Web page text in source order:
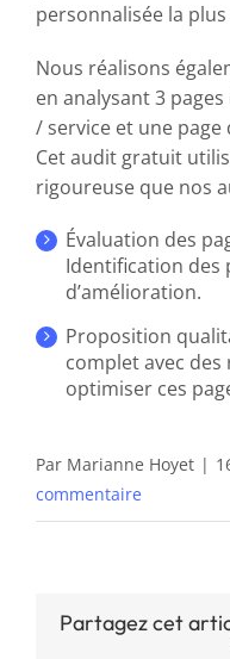
personnalisée la
Nous réalisons
en analysant 3
/ service et une page
Cet audit gratuit
rigoureuse que nos
Évaluation des
Identification
d’amélioration.
Proposition
complet avec
optimiser ces
Par Marianne Hoyet |
commentaire
Partagez cet